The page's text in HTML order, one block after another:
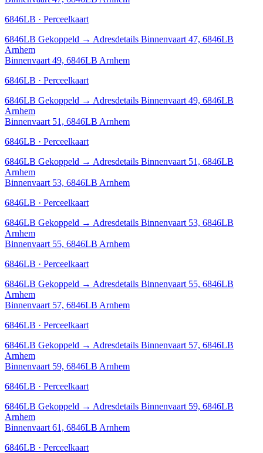
6846LB · Perceelkaart
6846LB Gekoppeld → Adresdetails Binnenvaart 47, 6846LB
Arnhem
Binnenvaart 49, 6846LB Arnhem
6846LB · Perceelkaart
6846LB Gekoppeld → Adresdetails Binnenvaart 49, 6846LB
Arnhem
Binnenvaart 51, 6846LB Arnhem
6846LB · Perceelkaart
6846LB Gekoppeld → Adresdetails Binnenvaart 51, 6846LB
Arnhem
Binnenvaart 53, 6846LB Arnhem
6846LB · Perceelkaart
6846LB Gekoppeld → Adresdetails Binnenvaart 53, 6846LB
Arnhem
Binnenvaart 55, 6846LB Arnhem
6846LB · Perceelkaart
6846LB Gekoppeld → Adresdetails Binnenvaart 55, 6846LB
Arnhem
Binnenvaart 57, 6846LB Arnhem
6846LB · Perceelkaart
6846LB Gekoppeld → Adresdetails Binnenvaart 57, 6846LB
Arnhem
Binnenvaart 59, 6846LB Arnhem
6846LB · Perceelkaart
6846LB Gekoppeld → Adresdetails Binnenvaart 59, 6846LB
Arnhem
Binnenvaart 61, 6846LB Arnhem
6846LB · Perceelkaart